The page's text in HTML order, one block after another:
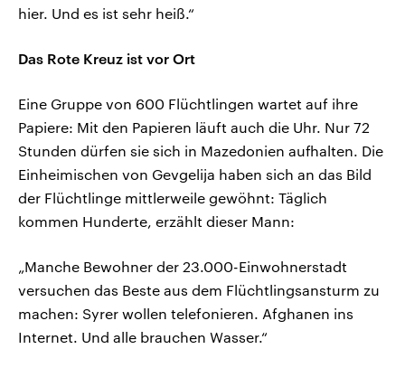
hier. Und es ist sehr heiß.“
Das Rote Kreuz ist vor Ort
Eine Gruppe von 600 Flüchtlingen wartet auf ihre
Papiere: Mit den Papieren läuft auch die Uhr. Nur 72
Stunden dürfen sie sich in Mazedonien aufhalten. Die
Einheimischen von Gevgelija haben sich an das Bild
der Flüchtlinge mittlerweile gewöhnt: Täglich
kommen Hunderte, erzählt dieser Mann:
„Manche Bewohner der 23.000-Einwohnerstadt
versuchen das Beste aus dem Flüchtlingsansturm zu
machen: Syrer wollen telefonieren. Afghanen ins
Internet. Und alle brauchen Wasser.“